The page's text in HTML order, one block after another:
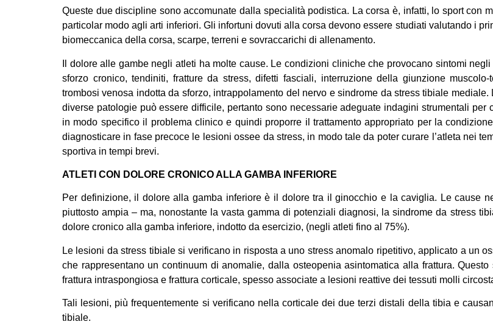
Queste due discipline sono accomunate dalla specialità podistica. La corsa è, infatti, lo sport con
particolar modo agli arti inferiori. Gli infortuni dovuti alla corsa devono essere studiati valutando i
biomeccanica della corsa, scarpe, terreni e sovraccarichi di allenamento.
Il dolore alle gambe negli atleti ha molte cause. Le condizioni cliniche che provocano sintomi
sforzo cronico, tendiniti, fratture da stress, difetti fasciali, interruzione della giunzione
trombosi venosa indotta da sforzo, intrappolamento del nervo e sindrome da stress tibiale
diverse patologie può essere difficile, pertanto sono necessarie adeguate indagini strumentali
in modo specifico il problema clinico e quindi proporre il trattamento appropriato per la
diagnosticare in fase precoce le lesioni ossee da stress, in modo tale da poter curare l’atleta nei
sportiva in tempi brevi.
ATLETI CON DOLORE CRONICO ALLA GAMBA INFERIORE
Per definizione, il dolore alla gamba inferiore è il dolore tra il ginocchio e la caviglia. Le cause
piuttosto ampia – ma, nonostante la vasta gamma di potenziali diagnosi, la sindrome da stress
dolore cronico alla gamba inferiore, indotto da esercizio, (negli atleti fino al 75%).
Le lesioni da stress tibiale si verificano in risposta a uno stress anomalo ripetitivo, applicato a un
che rappresentano un continuum di anomalie, dalla osteopenia asintomatica alla frattura.
frattura intraspongiosa e frattura corticale, spesso associate a lesioni reattive dei tessuti molli
Tali lesioni, più frequentemente si verificano nella corticale dei due terzi distali della tibia e
tibiale.